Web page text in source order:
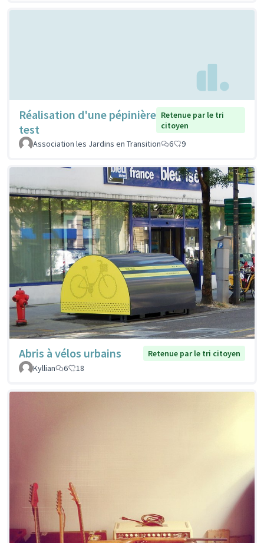
Réalisation d'une pépinière
test
Retenue par le tri
citoyen
Association les Jardins en Transition
6 9
Abris à vélos urbains
Retenue par le tri citoyen
Kyllian
6 18